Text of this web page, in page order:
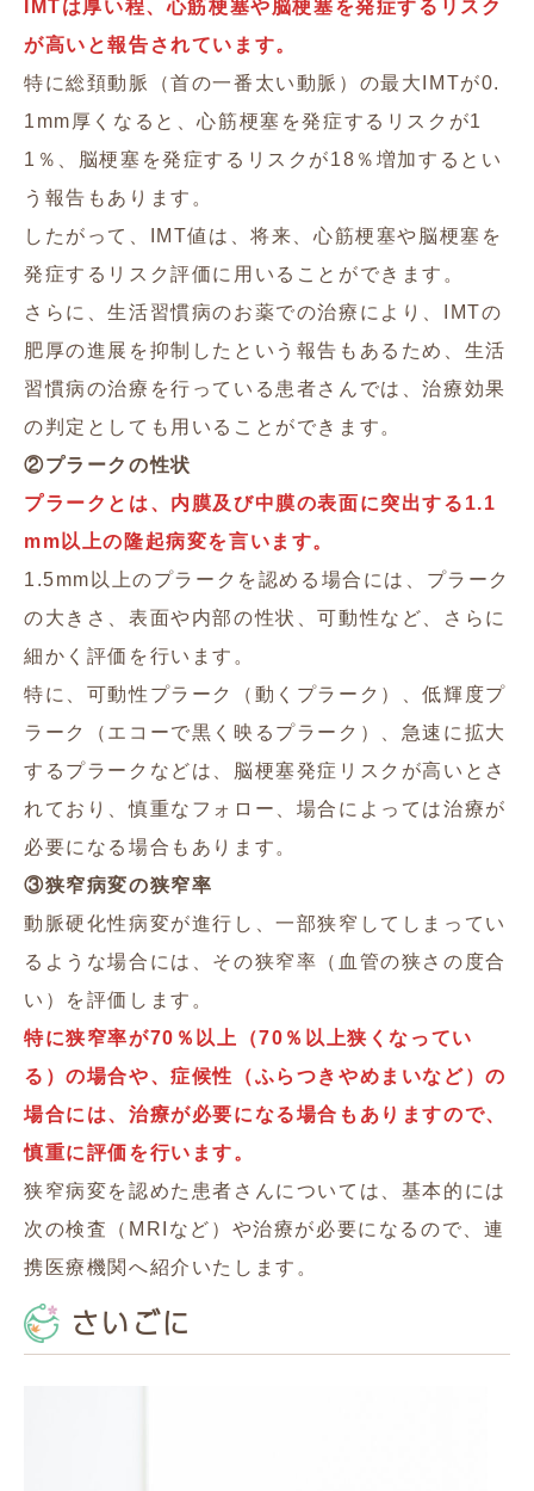
IMTは厚い程、心筋梗塞や脳梗塞を発症するリスク
が高いと報告されています。
特に総頚動脈（首の一番太い動脈）の最大IMTが0.
1mm厚くなると、心筋梗塞を発症するリスクが1
1％、脳梗塞を発症するリスクが18％増加するとい
う報告もあります。
したがって、IMT値は、将来、心筋梗塞や脳梗塞を
発症するリスク評価に用いることができます。
さらに、生活習慣病のお薬での治療により、IMTの
肥厚の進展を抑制したという報告もあるため、生活
習慣病の治療を行っている患者さんでは、治療効果
の判定としても用いることができます。
②プラークの性状
プラークとは、内膜及び中膜の表面に突出する1.1
mm以上の隆起病変を言います。
1.5mm以上のプラークを認める場合には、プラーク
の大きさ、表面や内部の性状、可動性など、さらに
細かく評価を行います。
特に、可動性プラーク（動くプラーク）、低輝度プ
ラーク（エコーで黒く映るプラーク）、急速に拡大
するプラークなどは、脳梗塞発症リスクが高いとさ
れており、慎重なフォロー、場合によっては治療が
必要になる場合もあります。
③狭窄病変の狭窄率
動脈硬化性病変が進行し、一部狭窄してしまってい
るような場合には、その狭窄率（血管の狭さの度合
い）を評価します。
特に狭窄率が70％以上（70％以上狭くなってい
る）の場合や、症候性（ふらつきやめまいなど）の
場合には、治療が必要になる場合もありますので、
慎重に評価を行います。
狭窄病変を認めた患者さんについては、基本的には
次の検査（MRIなど）や治療が必要になるので、連
携医療機関へ紹介いたします。
さいごに